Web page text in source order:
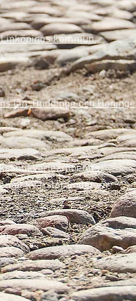
kommun.
län, Huddinge och Haninge
kvarstår under en